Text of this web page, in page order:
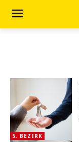
5. BEZIRK